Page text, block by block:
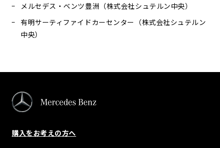
メルセデス・ベンツ豊洲（株式会社シュテルン中央）
有明サーティファイドカーセンター（株式会社シュテルン
中央）
購入をお考えの方へ